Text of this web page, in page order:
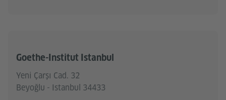
Goethe-Institut Istanbul
Yeni Çarşı Cad. 32
Beyoğlu - Istanbul 34433